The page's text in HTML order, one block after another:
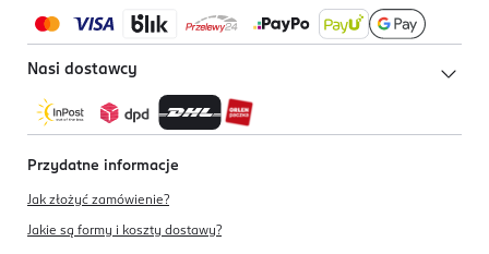
Nasi dostawcy
Przydatne informacje
Jak złożyć zamówienie?
Jakie są formy i koszty dostawy?